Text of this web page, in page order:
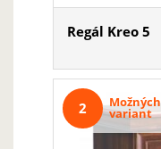
Regál Kreo 5
Možných
variant
2